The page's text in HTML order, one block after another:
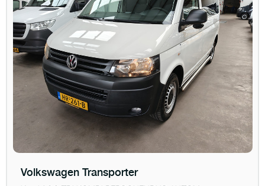
Volkswagen Transporter